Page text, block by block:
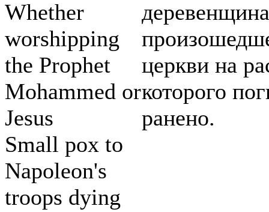
Whether
worshipping
the Prophet
Mohammed or
Jesus
Small pox to
Napoleon's
troops dying
церкви на
которого
ранено.